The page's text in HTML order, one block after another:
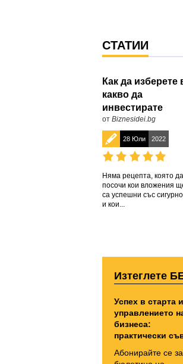
СТАТИИ
Как да изберете
какво да
инвестирате
от Biznesidei.bg
28 Юли 2022
Няма рецепта, която
посочи кои вложения
са успешни със
и кои...
Изтеглете
Успех в старта и
управлението
бизнеса:
практически
Абонирайте се за